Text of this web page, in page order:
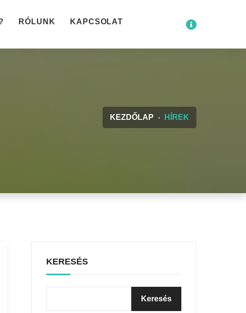
RÓLUNK KAPCSOLAT
KEZDŐLAP HÍREK
KERESÉS